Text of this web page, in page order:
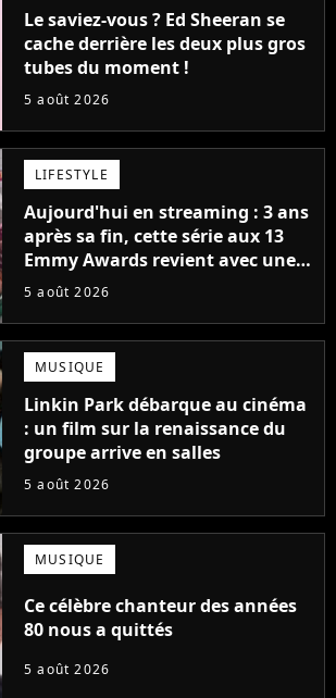
Le saviez-vous ? Ed Sheeran se
cache derrière les deux plus gros
tubes du moment !
5 août 2026
LIFESTYLE
Aujourd'hui en streaming : 3 ans
après sa fin, cette série aux 13
Emmy Awards revient avec une
suite... totalement différente
5 août 2026
MUSIQUE
Linkin Park débarque au cinéma
: un film sur la renaissance du
groupe arrive en salles
5 août 2026
MUSIQUE
Ce célèbre chanteur des années
80 nous a quittés
5 août 2026